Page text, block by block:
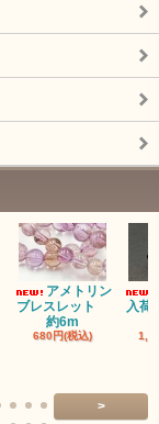
アメトリン
ブレスレット
約6m
680円(税込)
入荷
>